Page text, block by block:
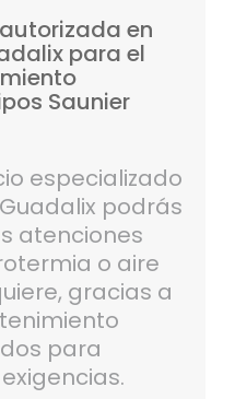
autorizada en
para el
Saunier
especializado
podrás
atenciones
o aire
gracias a
para